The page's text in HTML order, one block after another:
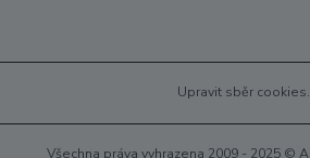
Upravit sběr cookies.
Všechna práva vyhrazena 2009 - 2025 ©